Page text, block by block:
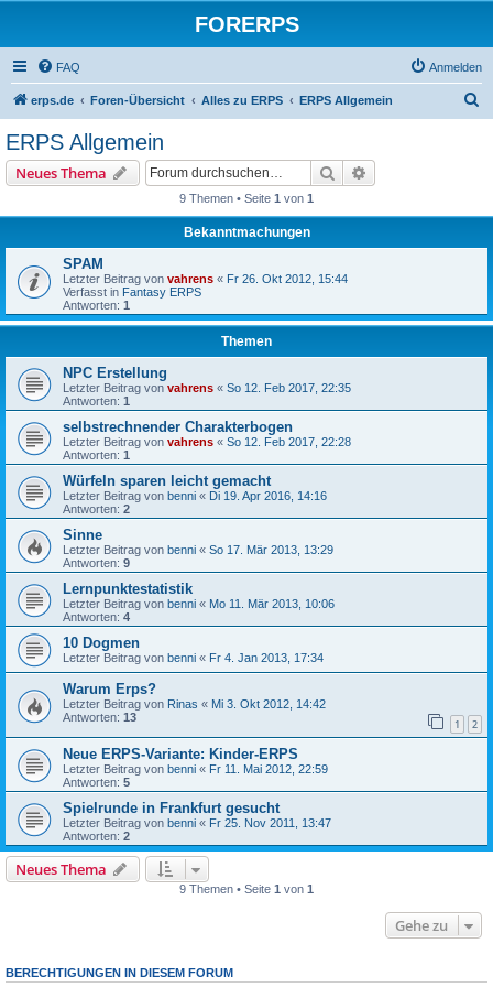
FORERPS
FAQ Anmelden
erps.de Foren-Übersicht Alles zu ERPS ERPS Allgemein
ERPS Allgemein
Neues Thema Suche
9 Themen • Seite 1 von 1
Bekanntmachungen
SPAM
Letzter Beitrag von vahrens « Fr 26. Okt 2012, 15:44
Verfasst in Fantasy ERPS
Antworten: 1
Themen
NPC Erstellung
Letzter Beitrag von vahrens « So 12. Feb 2017, 22:35
Antworten: 1
selbstrechnender Charakterbogen
Letzter Beitrag von vahrens « So 12. Feb 2017, 22:28
Antworten: 1
Würfeln sparen leicht gemacht
Letzter Beitrag von benni « Di 19. Apr 2016, 14:16
Antworten: 2
Sinne
Letzter Beitrag von benni « So 17. Mär 2013, 13:29
Antworten: 9
Lernpunktestatistik
Letzter Beitrag von benni « Mo 11. Mär 2013, 10:06
Antworten: 4
10 Dogmen
Letzter Beitrag von benni « Fr 4. Jan 2013, 17:34
Warum Erps?
Letzter Beitrag von Rinas « Mi 3. Okt 2012, 14:42
Antworten: 13 1 2
Neue ERPS-Variante: Kinder-ERPS
Letzter Beitrag von benni « Fr 11. Mai 2012, 22:59
Antworten: 5
Spielrunde in Frankfurt gesucht
Letzter Beitrag von benni « Fr 25. Nov 2011, 13:47
Antworten: 2
Neues Thema
9 Themen • Seite 1 von 1
Gehe zu
BERECHTIGUNGEN IN DIESEM FORUM